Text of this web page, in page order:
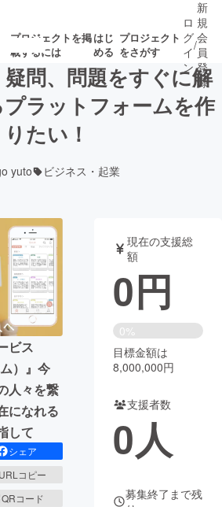
プロジェクトを掲
載するには
はじ
める
プロジェクト
をさがす
の新着プロ募集終了が近いプ
・ガジェット
書籍・雑誌
起業 チャレンジ
・地域活性化
Good
CAMPFIRE Creation
さと納税
machi-ya コミュニティ
ロ
グ
イ
ン
/
新
規
会
員
登
録
問、問題をすぐに解
ラットフォームを作
りたい！
yuto ビジネス・起業
ビス
）』今
人々を繋
になれる
して
シェア
URLコピー
QRコード
現在の支援総
額
0円
0%
目標金額は
8,000,000円
支援者数
0人
募集終了まで残